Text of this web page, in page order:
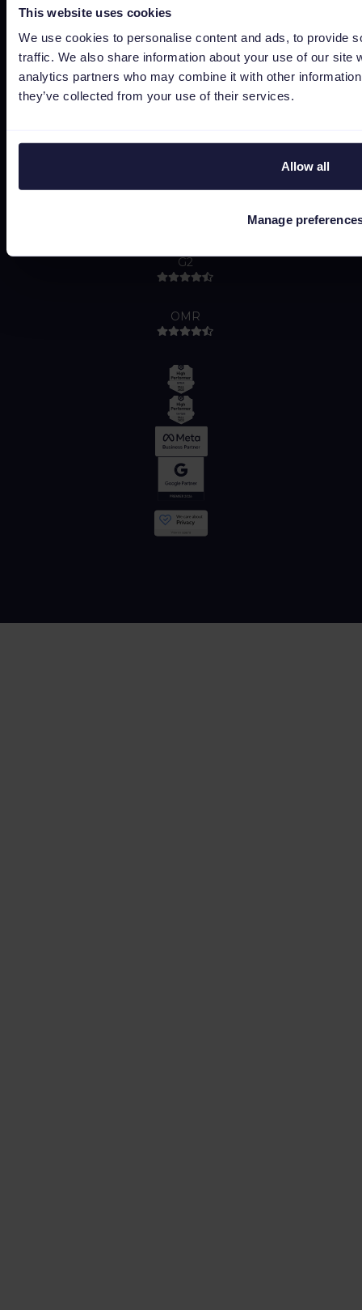
This website uses cookies
We use cookies to personalise content and ads, to provide
traffic. We also share information about your use of our site
analytics partners who may combine it with other
they’ve collected from your use of their services.
Allow all
Manage
Do Not Sell or Share My Personal Information
G2
OMR